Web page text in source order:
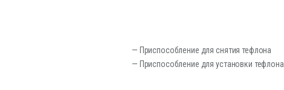
— Приспособление для снятия тефлона
— Приспособление для установки тефлона